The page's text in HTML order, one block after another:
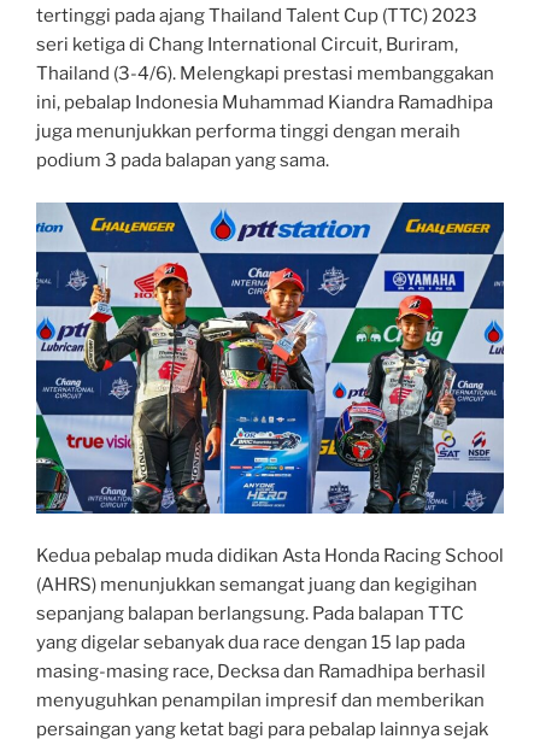
tertinggi pada ajang Thailand Talent Cup (TTC) 2023
seri ketiga di Chang International Circuit, Buriram,
Thailand (3-4/6). Melengkapi prestasi membanggakan
ini, pebalap Indonesia Muhammad Kiandra Ramadhipa
juga menunjukkan performa tinggi dengan meraih
podium 3 pada balapan yang sama.
Kedua pebalap muda didikan Asta Honda Racing School
(AHRS) menunjukkan semangat juang dan kegigihan
sepanjang balapan berlangsung. Pada balapan TTC
yang digelar sebanyak dua race dengan 15 lap pada
masing-masing race, Decksa dan Ramadhipa berhasil
menyuguhkan penampilan impresif dan memberikan
persaingan yang ketat bagi para pebalap lainnya sejak